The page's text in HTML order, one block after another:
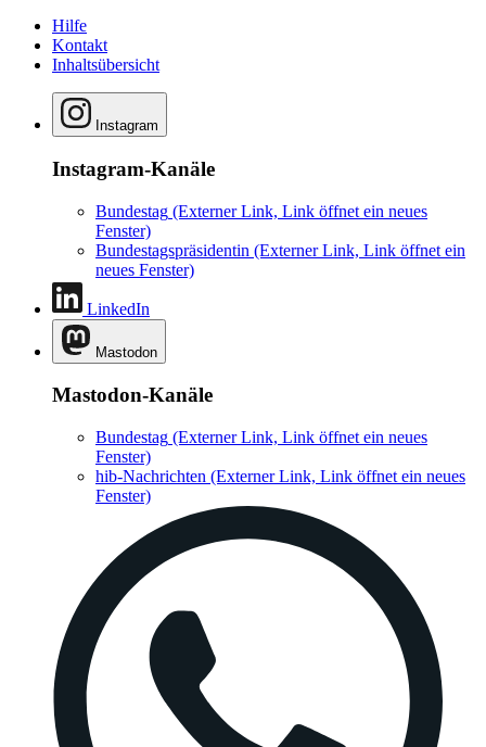
Hilfe
Kontakt
Inhaltsübersicht
Instagram
Instagram-Kanäle
Bundestag (Externer Link, Link öffnet ein neues
Fenster)
Bundestagspräsidentin (Externer Link, Link öffnet ein
neues Fenster)
LinkedIn
Mastodon
Mastodon-Kanäle
Bundestag (Externer Link, Link öffnet ein neues
Fenster)
hib-Nachrichten (Externer Link, Link öffnet ein neues
Fenster)